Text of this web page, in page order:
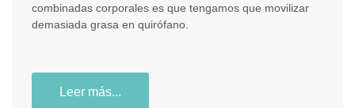
combinadas corporales es que tengamos que movilizar
demasiada grasa en quirófano.
Leer más...